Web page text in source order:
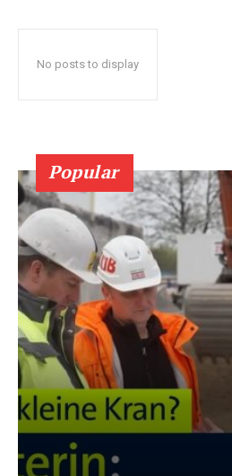
No posts to display
Popular